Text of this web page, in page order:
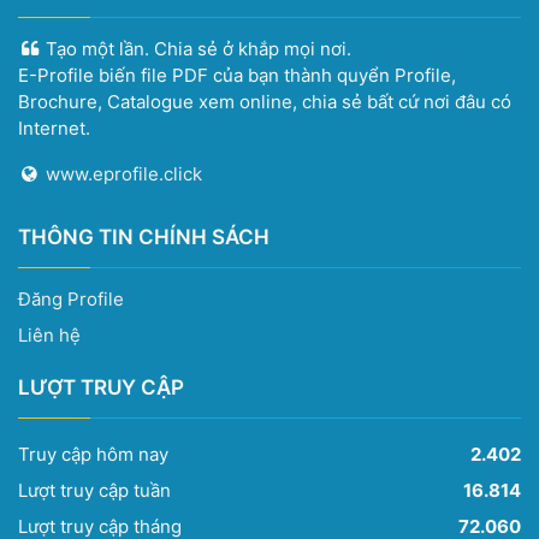
Tạo một lần. Chia sẻ ở khắp mọi nơi.
E-Profile biến file PDF của bạn thành quyển Profile,
Brochure, Catalogue xem online, chia sẻ bất cứ nơi đâu có
Internet.
www.eprofile.click
THÔNG TIN CHÍNH SÁCH
Đăng Profile
Liên hệ
LƯỢT TRUY CẬP
Truy cập hôm nay
2.402
Lượt truy cập tuần
16.814
Lượt truy cập tháng
72.060